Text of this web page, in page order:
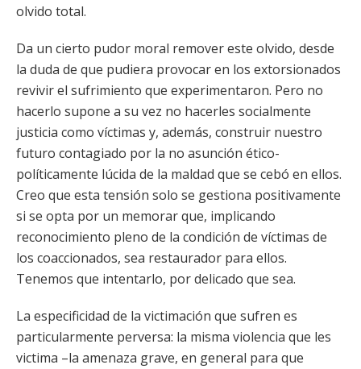
olvido total.
Da un cierto pudor moral remover este olvido, desde
la duda de que pudiera provocar en los extorsionados
revivir el sufrimiento que experimentaron. Pero no
hacerlo supone a su vez no hacerles socialmente
justicia como víctimas y, además, construir nuestro
futuro contagiado por la no asunción ético-
políticamente lúcida de la maldad que se cebó en ellos.
Creo que esta tensión solo se gestiona positivamente
si se opta por un memorar que, implicando
reconocimiento pleno de la condición de víctimas de
los coaccionados, sea restaurador para ellos.
Tenemos que intentarlo, por delicado que sea.
La especificidad de la victimación que sufren es
particularmente perversa: la misma violencia que les
victima –la amenaza grave, en general para que